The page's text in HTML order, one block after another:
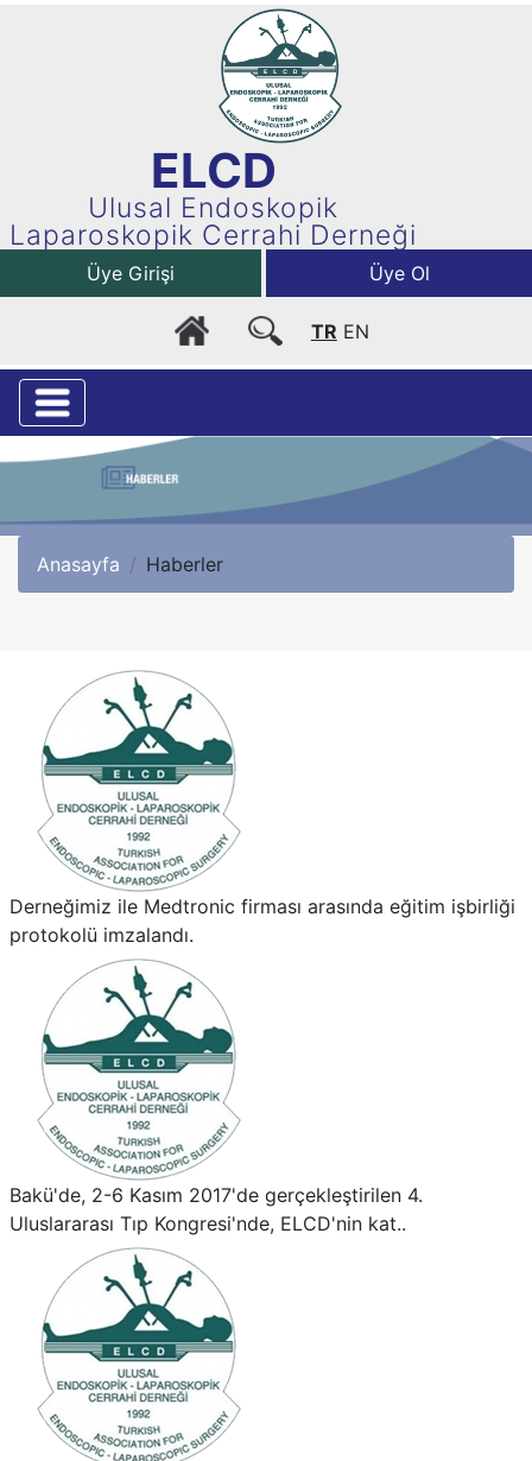
ELCD
Ulusal Endoskopik
Laparoskopik Cerrahi Derneği
Üye Ol
Üye Girişi
TR EN
Anasayfa Haberler
Derneğimiz ile Medtronic firması arasında eğitim işbirliği
protokolü imzalandı.
Bakü'de, 2-6 Kasım 2017'de gerçekleştirilen 4.
Uluslararası Tıp Kongresi'nde, ELCD'nin kat..